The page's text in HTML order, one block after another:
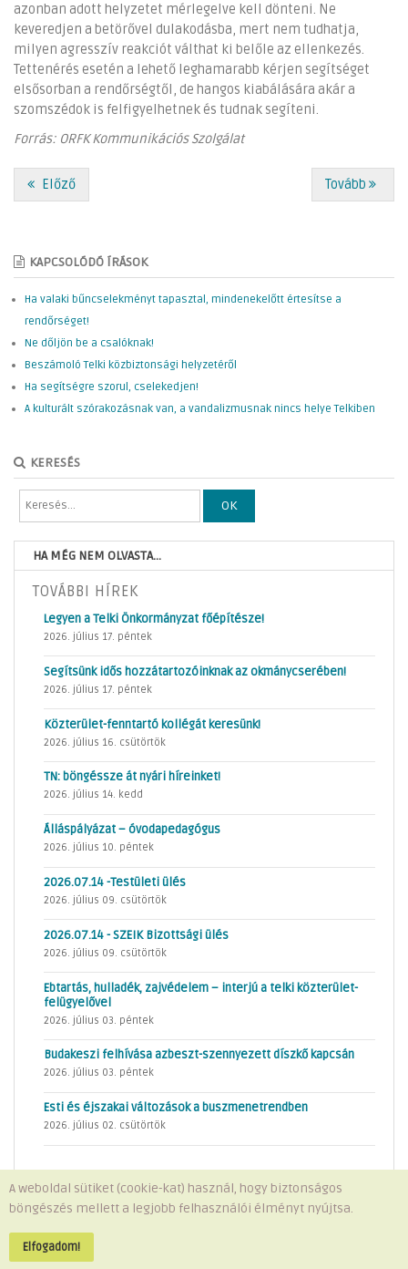
azonban adott helyzetet mérlegelve kell dönteni. Ne
keveredjen a betörővel dulakodásba, mert nem tudhatja,
milyen agresszív reakciót válthat ki belőle az ellenkezés.
Tettenérés esetén a lehető leghamarabb kérjen segítséget
elsősorban a rendőrségtől, de hangos kiabálására akár a
szomszédok is felfigyelhetnek és tudnak segíteni.
Forrás: ORFK Kommunikációs Szolgálat
Előző Tovább
KAPCSOLÓDÓ ÍRÁSOK
Ha valaki bűncselekményt tapasztal, mindenekelőtt értesítse a
rendőrséget!
Ne dőljön be a csalóknak!
Beszámoló Telki közbiztonsági helyzetéről
Ha segítségre szorul, cselekedjen!
A kulturált szórakozásnak van, a vandalizmusnak nincs helye Telkiben
KERESÉS
OK
HA MÉG NEM OLVASTA...
TOVÁBBI HÍREK
Legyen a Telki Önkormányzat főépítésze!
2026. július 17. péntek
Segítsünk idős hozzátartozóinknak az okmánycserében!
2026. július 17. péntek
Közterület-fenntartó kollégát keresünk!
2026. július 16. csütörtök
TN: böngéssze át nyári híreinket!
2026. július 14. kedd
Álláspályázat – óvodapedagógus
2026. július 10. péntek
2026.07.14 -Testületi ülés
2026. július 09. csütörtök
2026.07.14 - SZEIK Bizottsági ülés
2026. július 09. csütörtök
Ebtartás, hulladék, zajvédelem – interjú a telki közterület-
felügyelővel
2026. július 03. péntek
Budakeszi felhívása azbeszt-szennyezett díszkő kapcsán
2026. július 03. péntek
Esti és éjszakai változások a buszmenetrendben
2026. július 02. csütörtök
Minden jog fenntartva © 2026 Telki Község Önkormányzata
A weboldal sütiket (cookie-kat) használ, hogy biztonságos
böngészés mellett a legjobb felhasználói élményt nyújtsa.
Elfogadom!